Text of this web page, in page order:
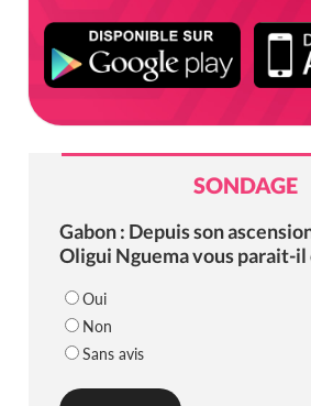
SONDAGE
Gabon : Depuis son
Oligui Nguema vous parait-
Oui
Non
Sans avis